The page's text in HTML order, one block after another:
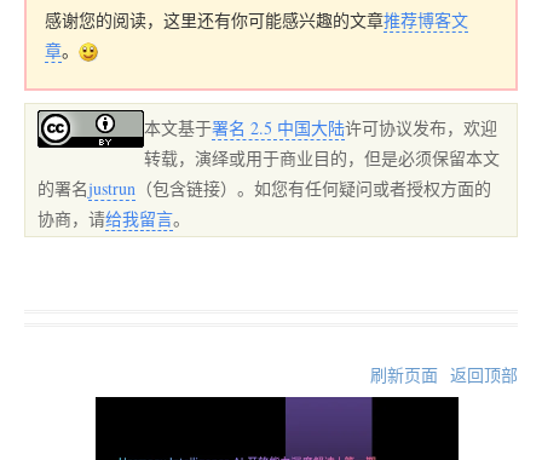
感谢您的阅读，这里还有你可能感兴趣的文章推荐博客文
章。
本文基于署名 2.5 中国大陆许可协议发布，欢迎
转载，演绎或用于商业目的，但是必须保留本文
的署名justrun （包含链接）。如您有任何疑问或者授权方面的
协商，请给我留言。
刷新页面 返回顶部